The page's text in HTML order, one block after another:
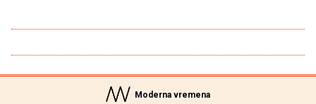
Moderna vremena